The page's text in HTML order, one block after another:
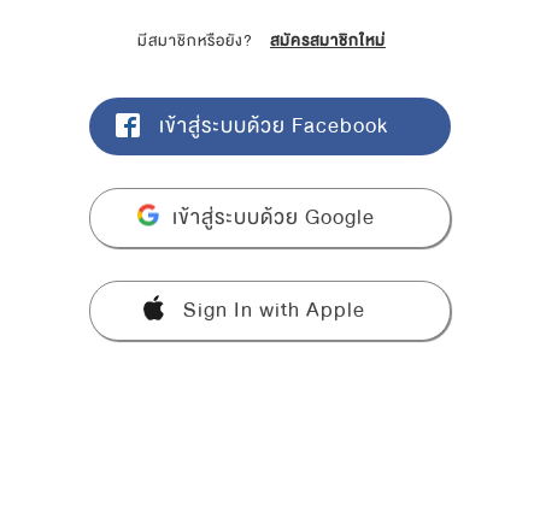
มีสมาชิกหรือยัง? สมัครสมาชิกใหม่
เข้าสู่ระบบด้วย Facebook
เข้าสู่ระบบด้วย Google
Sign In with Apple